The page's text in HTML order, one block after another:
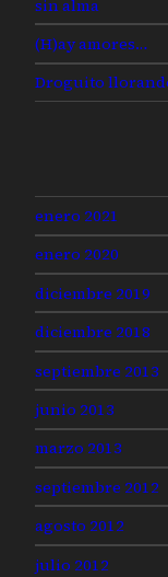
sin alma
(H)ay amores…
Droguito
enero 2021
enero 2020
diciembre 2019
diciembre 2018
septiembre 2013
junio 2013
marzo 2013
septiembre 2012
agosto 2012
julio 2012